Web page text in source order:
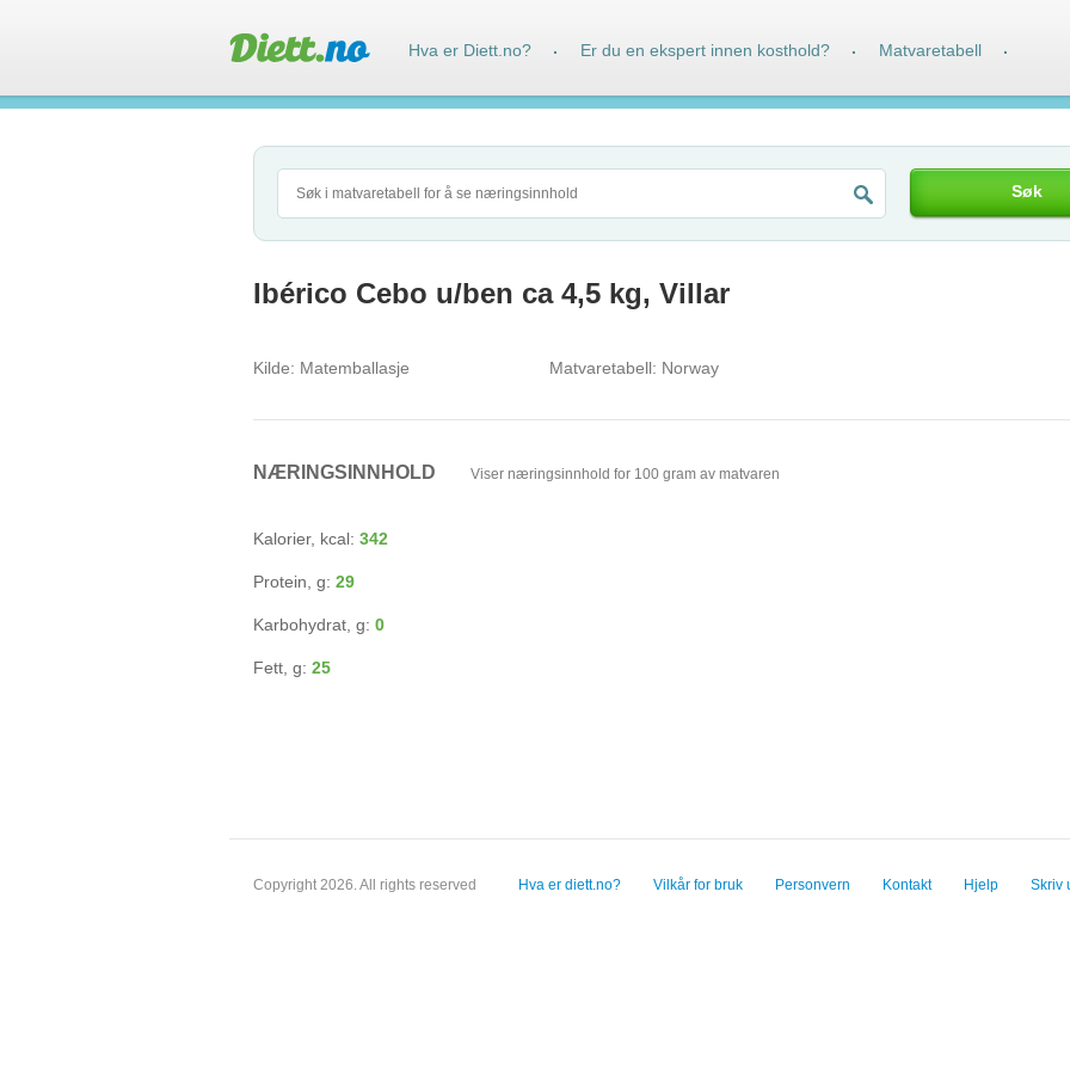
Søk
Ibérico Cebo u/ben ca 4,5 kg, Villar
Kilde: Matemballasje Matvaretabell: Norway
NÆRINGSINNHOLD Viser næringsinnhold for 100 gram av matvaren
Kalorier, kcal: 342
Protein, g: 29
Karbohydrat, g: 0
Fett, g: 25
Copyright 2026. All rights reserved Hva er diett.no? Vilkår for bruk Personvern Kontakt Hjelp Skriv
Hva er Diett.no? · Er du en ekspert innen kosthold? · Matvaretabell ·